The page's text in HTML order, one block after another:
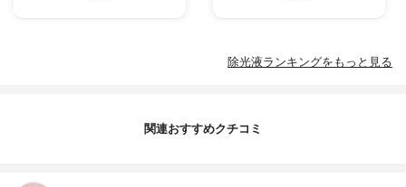
除光液ランキングをもっと見る
関連おすすめクチコミ